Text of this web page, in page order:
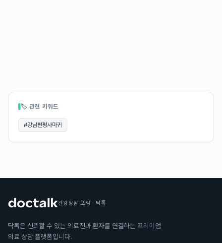
🏷 관련 키워드
#강남편평사마귀
건강상담 포럼 · 닥톡
닥톡은 신뢰할 수 있는 의료진과 환자를 연결하는 프리미엄
의료 상담 플랫폼입니다.